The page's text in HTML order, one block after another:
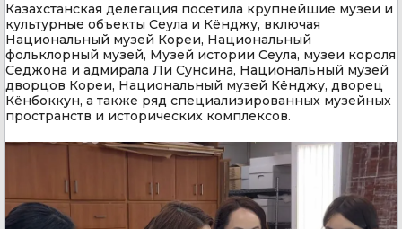
Казахстанская делегация посетила крупнейшие музеи и
культурные объекты Сеула и Кёнджу, включая
Национальный музей Кореи, Национальный
фольклорный музей, Музей истории Сеула, музеи короля
Седжона и адмирала Ли Сунсина, Национальный музей
дворцов Кореи, Национальный музей Кёнджу, дворец
Кёнбоккун, а также ряд специализированных музейных
пространств и исторических комплексов.